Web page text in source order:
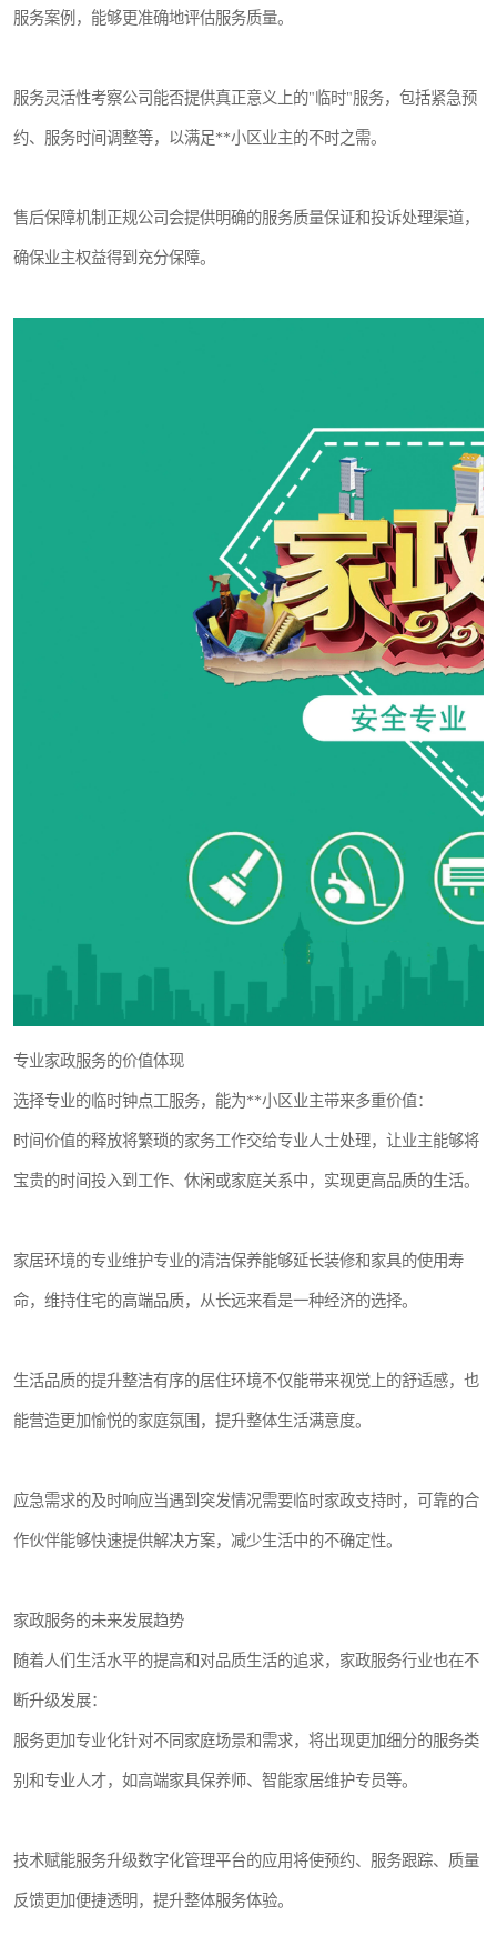
服务案例，能够更准确地评估服务质量。
服务灵活性考察公司能否提供真正意义上的"临时"服务，包括紧急预
约、服务时间调整等，以满足**小区业主的不时之需。
售后保障机制正规公司会提供明确的服务质量保证和投诉处理渠道，
确保业主权益得到充分保障。
专业家政服务的价值体现
选择专业的临时钟点工服务，能为**小区业主带来多重价值：
时间价值的释放将繁琐的家务工作交给专业人士处理，让业主能够将
宝贵的时间投入到工作、休闲或家庭关系中，实现更高品质的生活。
家居环境的专业维护专业的清洁保养能够延长装修和家具的使用寿
命，维持住宅的高端品质，从长远来看是一种经济的选择。
生活品质的提升整洁有序的居住环境不仅能带来视觉上的舒适感，也
能营造更加愉悦的家庭氛围，提升整体生活满意度。
应急需求的及时响应当遇到突发情况需要临时家政支持时，可靠的合
作伙伴能够快速提供解决方案，减少生活中的不确定性。
家政服务的未来发展趋势
随着人们生活水平的提高和对品质生活的追求，家政服务行业也在不
断升级发展：
服务更加专业化针对不同家庭场景和需求，将出现更加细分的服务类
别和专业人才，如高端家具保养师、智能家居维护专员等。
技术赋能服务升级数字化管理平台的应用将使预约、服务跟踪、质量
反馈更加便捷透明，提升整体服务体验。